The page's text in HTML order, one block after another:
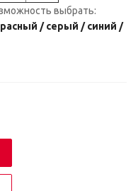
выбрать:
/ серый / синий /